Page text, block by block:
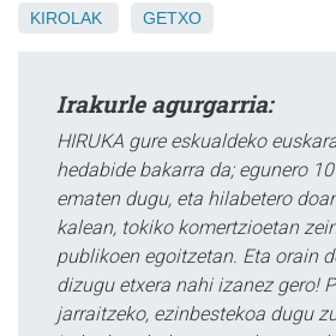
KIROLAK GETXO
Irakurle agurgarria:
HIRUKA gure eskualdeko
hedabide bakarra da; egunero
ematen dugu, eta hilabetero
kalean, tokiko komertzioetan
publikoen egoitzetan. Eta orain
dizugu etxera nahi izanez gero!
jarraitzeko, ezinbestekoa dugu